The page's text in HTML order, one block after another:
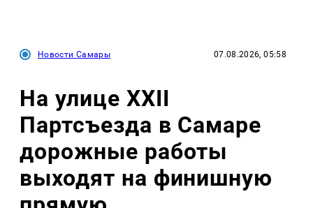
Новости Самары 07.08.2026, 05:58
На улице XXII
Партсъезда в Самаре
дорожные работы
выходят на финишную